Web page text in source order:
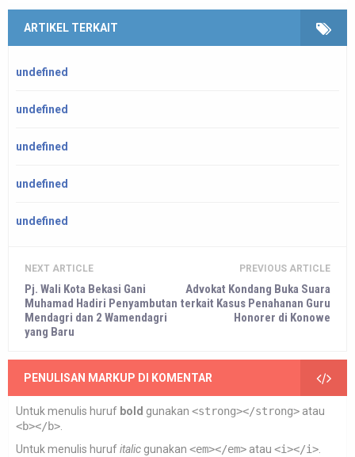
ARTIKEL TERKAIT
undefined
undefined
undefined
undefined
undefined
NEXT ARTICLE
Pj. Wali Kota Bekasi Gani
Muhamad Hadiri Penyambutan
Mendagri dan 2 Wamendagri
yang Baru
PREVIOUS ARTICLE
Advokat Kondang Buka Suara
terkait Kasus Penahanan Guru
Honorer di Konowe
PENULISAN MARKUP DI KOMENTAR
Untuk menulis huruf bold gunakan <strong></strong> atau
<b></b>
Untuk menulis hurufitalic gunakan <em></em> atau <i></i>